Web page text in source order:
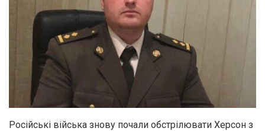
Російські війська знову почали обстрілювати Херсон з